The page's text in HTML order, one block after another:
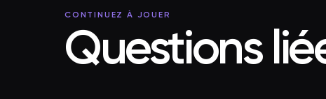
CONTINUEZ À JOUER
Questions